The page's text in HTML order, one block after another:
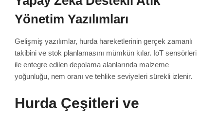
Yönetim Yazılımları
Gelişmiş yazılımlar, hurda hareketlerinin gerçek zamanlı
takibini ve stok planlamasını mümkün kılar. IoT sensörleri
ile entegre edilen depolama alanlarında malzeme
yoğunluğu, nem oranı ve tehlike seviyeleri sürekli izlenir.
Hurda Çeşitleri ve